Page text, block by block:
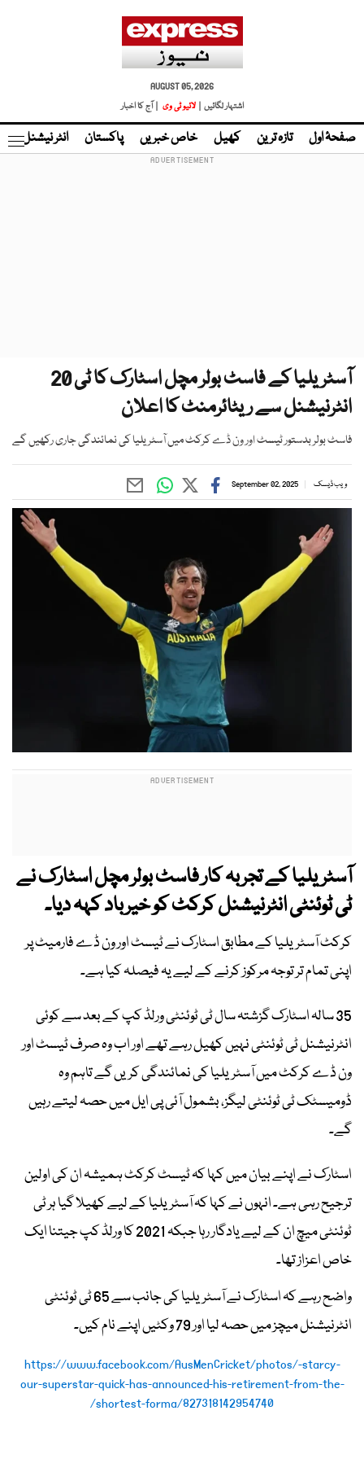
AUGUST 05, 2026
اشتہار لگائیں |
لائیو ٹی وی | آج کا اخبار
صفحۂ اول تازہ ترین کھیل خاص خبریں پاکستان انٹر نیشنل
آسٹریلیا کے فاسٹ بولر مچل اسٹارک کا ٹی 20
انٹرنیشنل سے ریٹائرمنٹ کا اعلان
فاسٹ بولر بدستور ٹیسٹ اور ون ڈے کرکٹ میں آسٹریلیا کی نمائندگی جاری رکھیں گے
ویب ڈیسک September 02, 2025
آسٹریلیا کے تجربہ کار فاسٹ بولر مچل اسٹارک نے
ٹی ٹوئنٹی انٹرنیشنل کرکٹ کو خیرباد کہہ دیا۔
کرکٹ آسٹریلیا کے مطابق اسٹارک نے ٹیسٹ اور ون ڈے فارمیٹ پر
اپنی تمام تر توجہ مرکوز کرنے کے لیے یہ فیصلہ کیا ہے۔
35 سالہ اسٹارک گزشتہ سال ٹی ٹوئنٹی ورلڈ کپ کے بعد سے کوئی
انٹرنیشنل ٹی ٹوئنٹی نہیں کھیل رہے تھے اور اب وہ صرف ٹیسٹ اور
ون ڈے کرکٹ میں آسٹریلیا کی نمائندگی کریں گے تاہم وہ
ڈومیسٹک ٹی ٹوئنٹی لیگز، بشمول آئی پی ایل میں حصہ لیتے رہیں
گے۔
اسٹارک نے اپنے بیان میں کہا کہ ٹیسٹ کرکٹ ہمیشہ ان کی اولین
ترجیح رہی ہے۔ انہوں نے کہا کہ آسٹریلیا کے لیے کھیلا گیا ہر ٹی
ٹوئنٹی میچ ان کے لیے یادگار رہا جبکہ 2021 کا ورلڈ کپ جیتنا ایک
خاص اعزاز تھا۔
واضح رہے کہ اسٹارک نے آسٹریلیا کی جانب سے 65 ٹی ٹوئنٹی
انٹرنیشنل میچز میں حصہ لیا اور 79 وکٹیں اپنے نام کیں۔
https://www.facebook.com/AusMenCricket/photos/-starcy-
our-superstar-quick-has-announced-his-retirement-from-the-
shortest-forma/827318142954740/